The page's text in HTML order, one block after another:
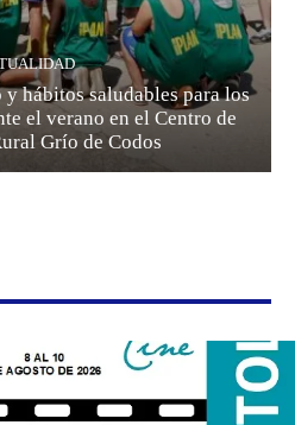
y hábitos saludables para los
el verano en el Centro de
Grío de Codos